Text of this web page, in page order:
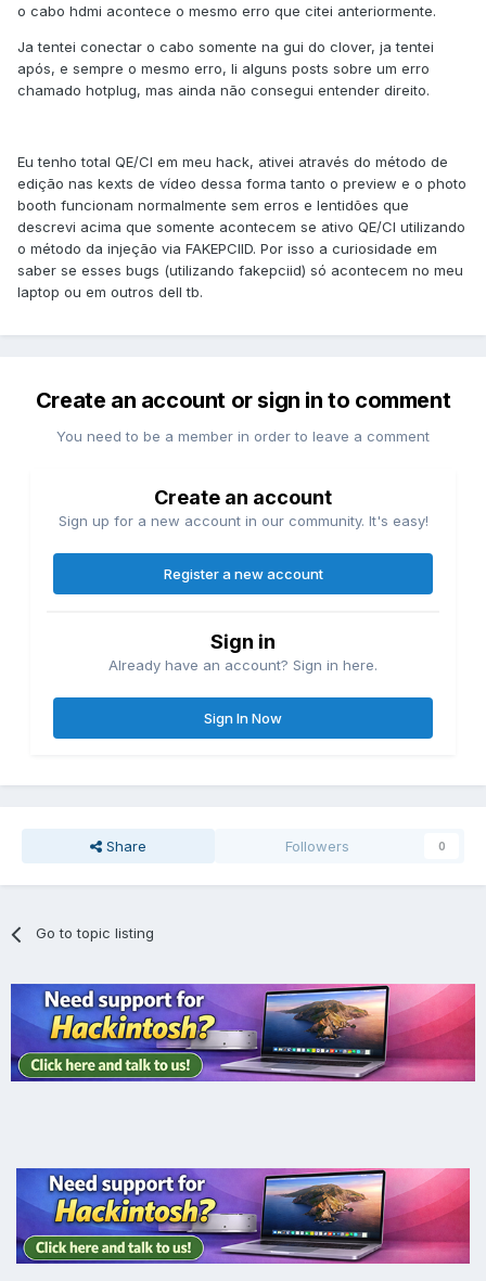
o cabo hdmi acontece o mesmo erro que citei anteriormente.
Ja tentei conectar o cabo somente na gui do clover, ja tentei
após, e sempre o mesmo erro, li alguns posts sobre um erro
chamado hotplug, mas ainda não consegui entender direito.
Eu tenho total QE/CI em meu hack, ativei através do método de
edição nas kexts de vídeo dessa forma tanto o preview e o photo
booth funcionam normalmente sem erros e lentidões que
descrevi acima que somente acontecem se ativo QE/CI utilizando
o método da injeção via FAKEPCIID. Por isso a curiosidade em
saber se esses bugs (utilizando fakepciid) só acontecem no meu
laptop ou em outros dell tb.
Create an account or sign in to comment
You need to be a member in order to leave a comment
Create an account
Sign up for a new account in our community. It's easy!
Register a new account
Sign in
Already have an account? Sign in here.
Sign In Now
Share Followers 0
Go to topic listing